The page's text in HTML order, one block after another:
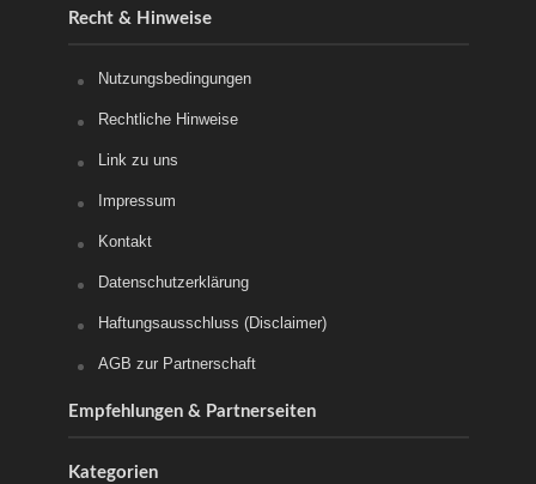
Recht & Hinweise
Nutzungsbedingungen
Rechtliche Hinweise
Link zu uns
Impressum
Kontakt
Datenschutzerklärung
Haftungsausschluss (Disclaimer)
AGB zur Partnerschaft
Empfehlungen & Partnerseiten
Kategorien